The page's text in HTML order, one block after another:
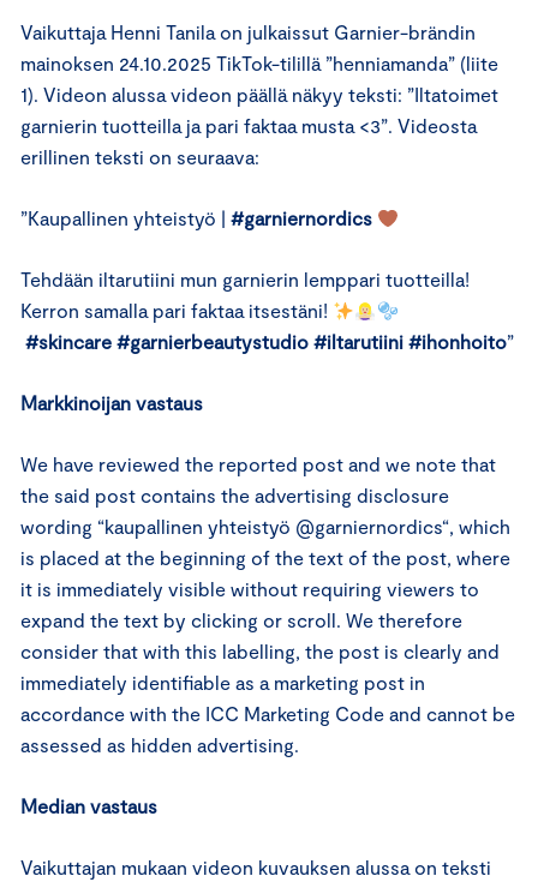
Vaikuttaja Henni Tanila on julkaissut Garnier-brändin
mainoksen 24.10.2025 TikTok-tilillä ”henniamanda” (liite
1). Videon alussa videon päällä näkyy teksti: ”Iltatoimet
garnierin tuotteilla ja pari faktaa musta <3”. Videosta
erillinen teksti on seuraava:
”Kaupallinen yhteistyö | #garniernordics
Tehdään iltarutiini mun garnierin lemppari tuotteilla!
Kerron samalla pari faktaa itsestäni!
#skincare #garnierbeautystudio #iltarutiini #ihonhoito”
Markkinoijan vastaus
We have reviewed the reported post and we note that
the said post contains the advertising disclosure
wording “kaupallinen yhteistyö @garniernordics“, which
is placed at the beginning of the text of the post, where
it is immediately visible without requiring viewers to
expand the text by clicking or scroll. We therefore
consider that with this labelling, the post is clearly and
immediately identifiable as a marketing post in
accordance with the ICC Marketing Code and cannot be
assessed as hidden advertising.
Median vastaus
Vaikuttajan mukaan videon kuvauksen alussa on teksti